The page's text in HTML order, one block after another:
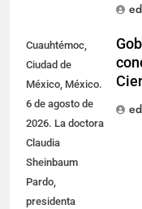
Cuauhtémoc,
Ciudad de
México, México.
6 de agosto de
2026. La doctora
Claudia
Sheinbaum
Pardo,
presidenta